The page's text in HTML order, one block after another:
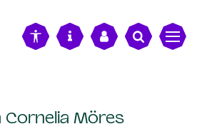
Cornelia Möres: